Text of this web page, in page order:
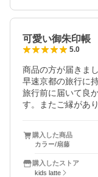
可愛い御朱印帳
5.0
商品の方が届きまし
早速京都の旅行に
旅行前に届いて良
す。またご縁があ
購入した商品
カラー/扇藤
購入したストア
kids latte